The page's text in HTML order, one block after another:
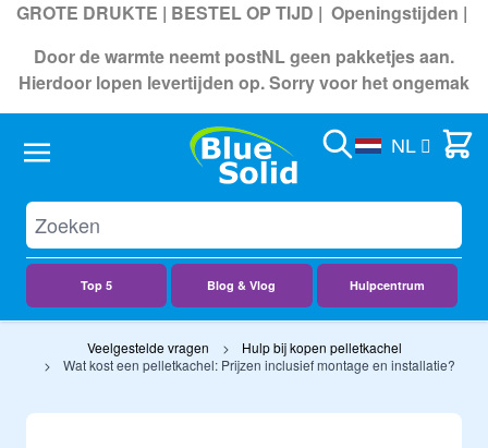
GROTE DRUKTE | BESTEL OP TIJD | Openingstijden |
Door de warmte neemt postNL geen pakketjes aan.
Hierdoor lopen levertijden op. Sorry voor het ongemak
Top 5 Blog & Vlog Hulpcentrum
Search NL Cart
Veelgestelde vragen
Hulp bij kopen pelletkachel
Wat kost een pelletkachel: Prijzen inclusief montage en installatie?